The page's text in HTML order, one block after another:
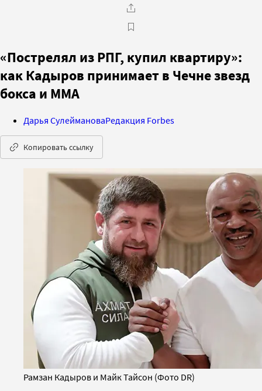
«Пострелял из РПГ, купил квартиру»:
как Кадыров принимает в Чечне звезд
бокса и ММА
Дарья СулеймановаРедакция Forbes
Копировать ссылку
Рамзан Кадыров и Майк Тайсон (Фото DR)